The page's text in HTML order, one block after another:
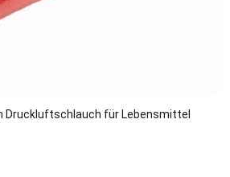
Druckluftschlauch für Lebensmittel